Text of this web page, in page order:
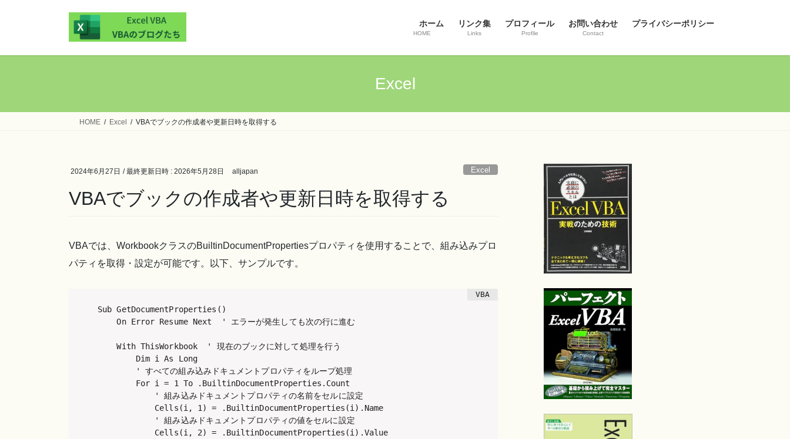
ホーム
HOME
リンク集
Links
プロフィール
Profile
お問い合わせ
Contact
プライバシーポリシー
Excel
HOME Excel VBAでブックの作成者や更新日時を取得する
2024年6月27日 / 最終更新日時 : 2026年5月28日 alljapan Excel
VBAでブックの作成者や更新日時を取得する
VBAでは、WorkbookクラスのBuiltinDocumentPropertiesプロパティを使用することで、組み込みプロ
パティを取得・設定が可能です。以下、サンプルです。
Sub GetDocumentProperties()
    On Error Resume Next  ' エラーが発生しても次の行に進む
    With ThisWorkbook  ' 現在のブックに対して処理を行う
        Dim i As Long
        ' すべての組み込みドキュメントプロパティをループ処理
        For i = 1 To .BuiltinDocumentProperties.Count
            ' 組み込みドキュメントプロパティの名前をセルに設定
            Cells(i, 1) = .BuiltinDocumentProperties(i).Name
            ' 組み込みドキュメントプロパティの値をセルに設定
            Cells(i, 2) = .BuiltinDocumentProperties(i).Value